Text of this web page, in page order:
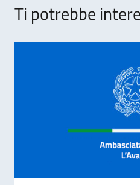
Ti potrebbe